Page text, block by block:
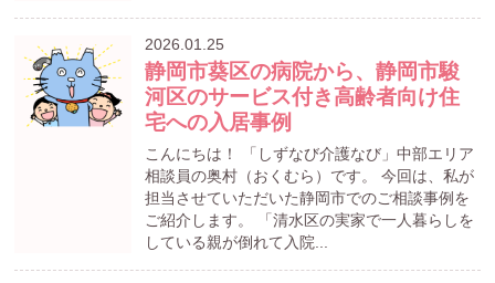
2026.01.25
静岡市葵区の病院から、静岡市駿
河区のサービス付き高齢者向け住
宅への入居事例
こんにちは！ 「しずなび介護なび」中部エリア
相談員の奥村（おくむら）です。 今回は、私が
担当させていただいた静岡市でのご相談事例を
ご紹介します。 「清水区の実家で一人暮らしを
している親が倒れて入院...